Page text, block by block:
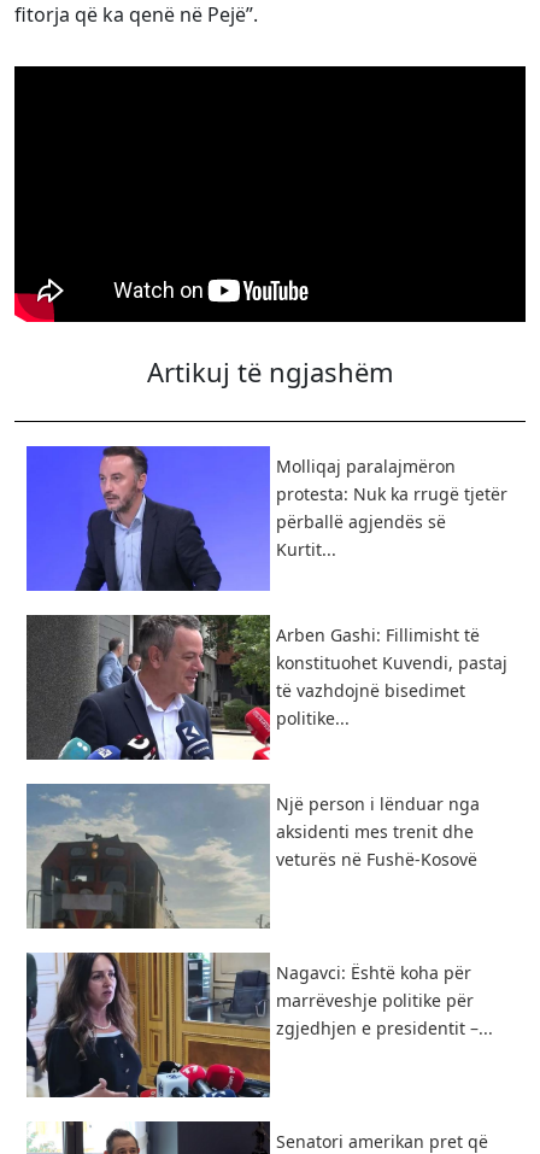
fitorja që ka qenë në Pejë”.
Artikuj të ngjashëm
Molliqaj paralajmëron
protesta: Nuk ka rrugë tjetër
përballë agjendës së
Kurtit...
Arben Gashi: Fillimisht të
konstituohet Kuvendi, pastaj
të vazhdojnë bisedimet
politike...
Një person i lënduar nga
aksidenti mes trenit dhe
veturës në Fushë-Kosovë
Nagavci: Është koha për
marrëveshje politike për
zgjedhjen e presidentit –...
Senatori amerikan pret që